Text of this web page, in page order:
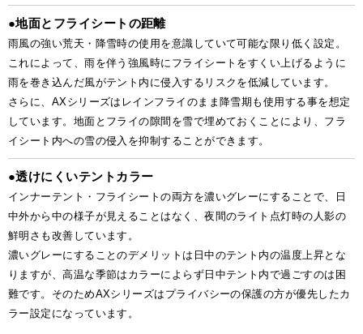
●地面とフライシートの距離
雨風の強い荒天・降雪時の使用を意識していて可能な限り低く設定。
これによって、雨を伴う強風時にフライシートをすくい上げるように
雨を巻き込んだ風がテント内に侵入するリスクを低減しています。
さらに、AXシリーズはレインフライのまま降雪期も使用する事を想定
しています。地面とフライの隙間を雪で埋めておくことにより、フラ
イシート内への雪の侵入を抑制することができます。
●透けにくいテントカラー
インナーテント・フライシートの両方を濃いグレーにすることで、日
中外から中の様子が見えることはなく、夜間のライト点灯時の人影の
鮮明さも改善しています。
濃いグレーにすることのデメリットは日中のテント内の温度上昇とな
りますが、高温な季節はカラーによらず日中テント内で過ごすのは困
難です。そのためAXシリーズはプライバシーの保護の方が優先したカ
ラー設定になっています。